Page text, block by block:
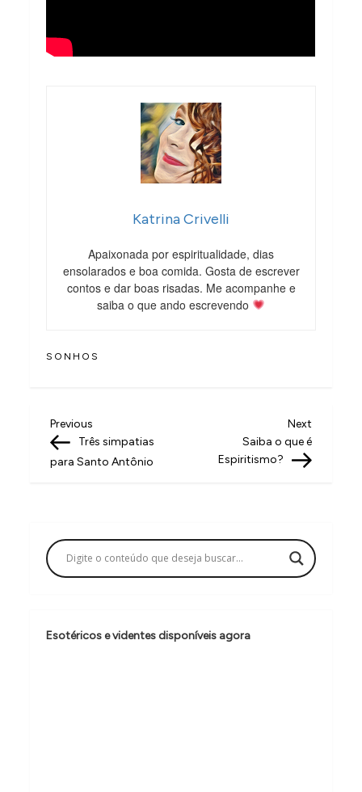
Katrina Crivelli
Apaixonada por espiritualidade, dias
ensolarados e boa comida. Gosta de escrever
contos e dar boas risadas. Me acompanhe e
saiba o que ando escrevendo
SONHOS
N
a
g
a
ç
o
Previous
Post
Previous
Três simpatias
para Santo Antônio
Next
Post
Next
Saiba o que é
Espiritismo?
Esotéricos e videntes disponíveis agora